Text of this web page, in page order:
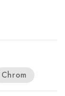
Chrom